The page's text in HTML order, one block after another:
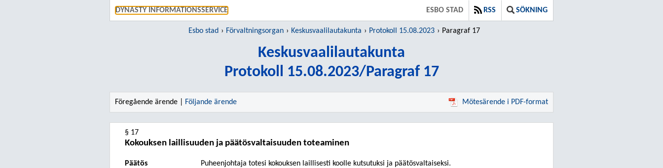
DYNASTY INFORMATIONSSERVICE ESBO STAD RSS SÖKNING
Esbo stad Förvaltningsorgan Keskusvaalilautakunta Protokoll 15.08.2023 Paragraf 17
Keskusvaalilautakunta
Protokoll 15.08.2023/Paragraf 17
Föregående ärende | Följande ärende Mötesärende i PDF-format
§ 17
Kokouksen laillisuuden ja päätösvaltaisuuden toteaminen
Päätös Puheenjohtaja totesi kokouksen laillisesti koolle kutsutuksi ja päätösvaltaiseksi.